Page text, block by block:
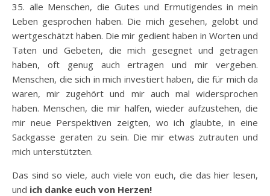
35. alle Menschen, die Gutes und Ermutigendes in mein
Leben gesprochen haben. Die mich gesehen, gelobt und
wertgeschätzt haben. Die mir gedient haben in Worten und
Taten und Gebeten, die mich gesegnet und getragen
haben, oft genug auch ertragen und mir vergeben.
Menschen, die sich in mich investiert haben, die für mich da
waren, mir zugehört und mir auch mal widersprochen
haben. Menschen, die mir halfen, wieder aufzustehen, die
mir neue Perspektiven zeigten, wo ich glaubte, in eine
Sackgasse geraten zu sein. Die mir etwas zutrauten und
mich unterstützten.
Das sind so viele, auch viele von euch, die das hier lesen,
und ich danke euch von Herzen!